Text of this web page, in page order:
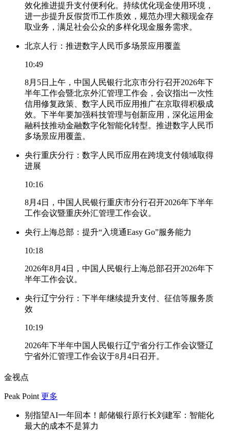
效化推进提升支付便利化。持续优化现金使用环境，
进一步提升反假货币工作质效，规范办理大额现金存
取业务，满足社会公众的多样化现金服务需求。
北京人行：推进数字人民币多场景应用覆盖
10:49
8月5日上午，中国人民银行北京市分行召开2026年下
半年工作会暨北京外汇管理工作会，会议指出一次性
信用修复政策、数字人民币应用推广在京取得积极成
效。下半年要加强科技管理与创新应用，深化运用金
融科技推动金融数字化智能化转型。推进数字人民币
多场景应用覆盖。
央行重庆分行：数字人民币应用在跨境支付领域取得
进展
10:16
8月4日，中国人民银行重庆市分行召开2026年下半年
工作会议暨重庆外汇管理工作会议。
央行上海总部：提升“入境通Easy Go”服务能力
10:18
2026年8月4日，中国人民银行上海总部召开2026年下
半年工作会议。
央行辽宁分行：下半年继续提升支付、征信等服务质
效
10:19
2026年下半年中国人民银行辽宁省分行工作会议暨辽
宁省外汇管理工作会议于8月4日召开。
金视点
Peak Point 更多
别指望AI一年回本！邮储银行原行长刘建军：智能化
最大的成本不是算力